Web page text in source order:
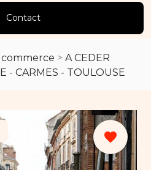
Contact
commerce >A CEDER
- CARMES - TOULOUSE
favorite